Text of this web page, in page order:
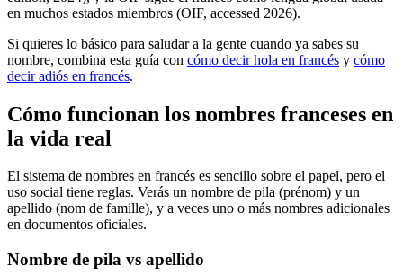
en muchos estados miembros (OIF, accessed 2026).
Si quieres lo básico para saludar a la gente cuando ya sabes su
nombre, combina esta guía con cómo decir hola en francés y cómo
decir adiós en francés.
Cómo funcionan los nombres franceses en
la vida real
El sistema de nombres en francés es sencillo sobre el papel, pero el
uso social tiene reglas. Verás un nombre de pila (prénom) y un
apellido (nom de famille), y a veces uno o más nombres adicionales
en documentos oficiales.
Nombre de pila vs apellido